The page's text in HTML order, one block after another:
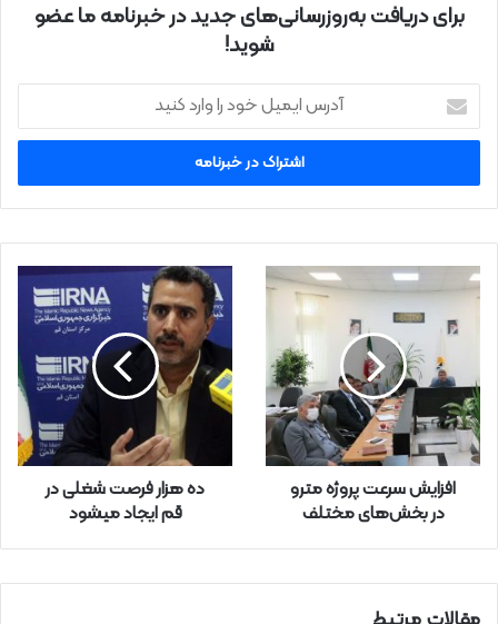
برای دریافت به‌روزرسانی‌های جدید در خبرنامه ما عضو
شوید!
ر
ا
ی
ل
خ
ر
ا
و
ا
ر
د
افزایش سرعت پروژه مترو
در بخش‌های مختلف
ده هزار فرصت شغلی در
قم ایجاد میشود